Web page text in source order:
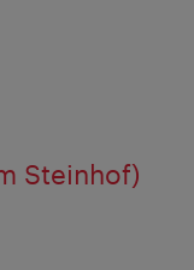
Steinhof)